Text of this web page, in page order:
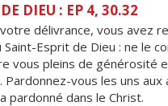
DIEU : EP 4, 30.32
délivrance, vous avez
Saint-Esprit de Dieu : ne le
vous pleins de générosité
vous les uns aux
pardonné dans le Christ.